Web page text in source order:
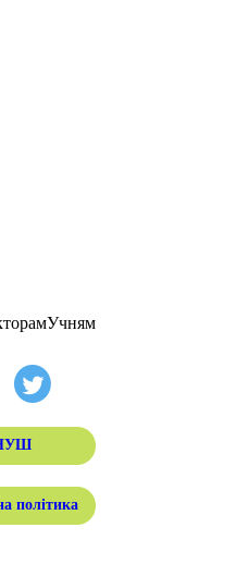
Учням
політика